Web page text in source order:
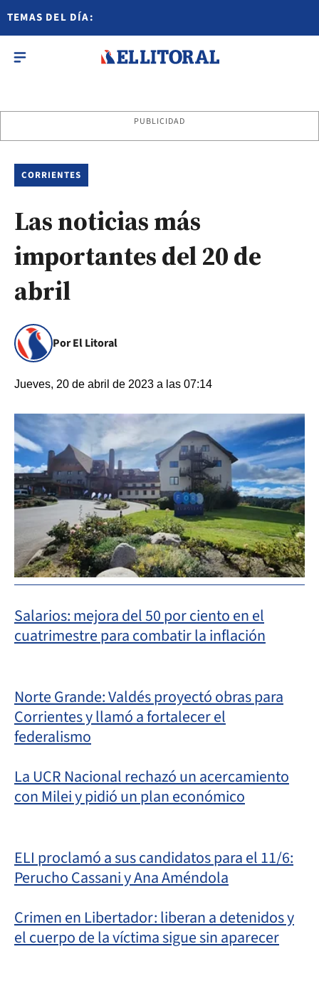
TEMAS DEL DÍA:
PUBLICIDAD
CORRIENTES
Las noticias más
importantes del 20 de
abril
Por El Litoral
Jueves, 20 de abril de 2023 a las 07:14
Salarios: mejora del 50 por ciento en el
cuatrimestre para combatir la inflación
Norte Grande: Valdés proyectó obras para
Corrientes y llamó a fortalecer el
federalismo
La UCR Nacional rechazó un acercamiento
con Milei y pidió un plan económico
ELI proclamó a sus candidatos para el 11/6:
Perucho Cassani y Ana Améndola
Crimen en Libertador: liberan a detenidos y
el cuerpo de la víctima sigue sin aparecer